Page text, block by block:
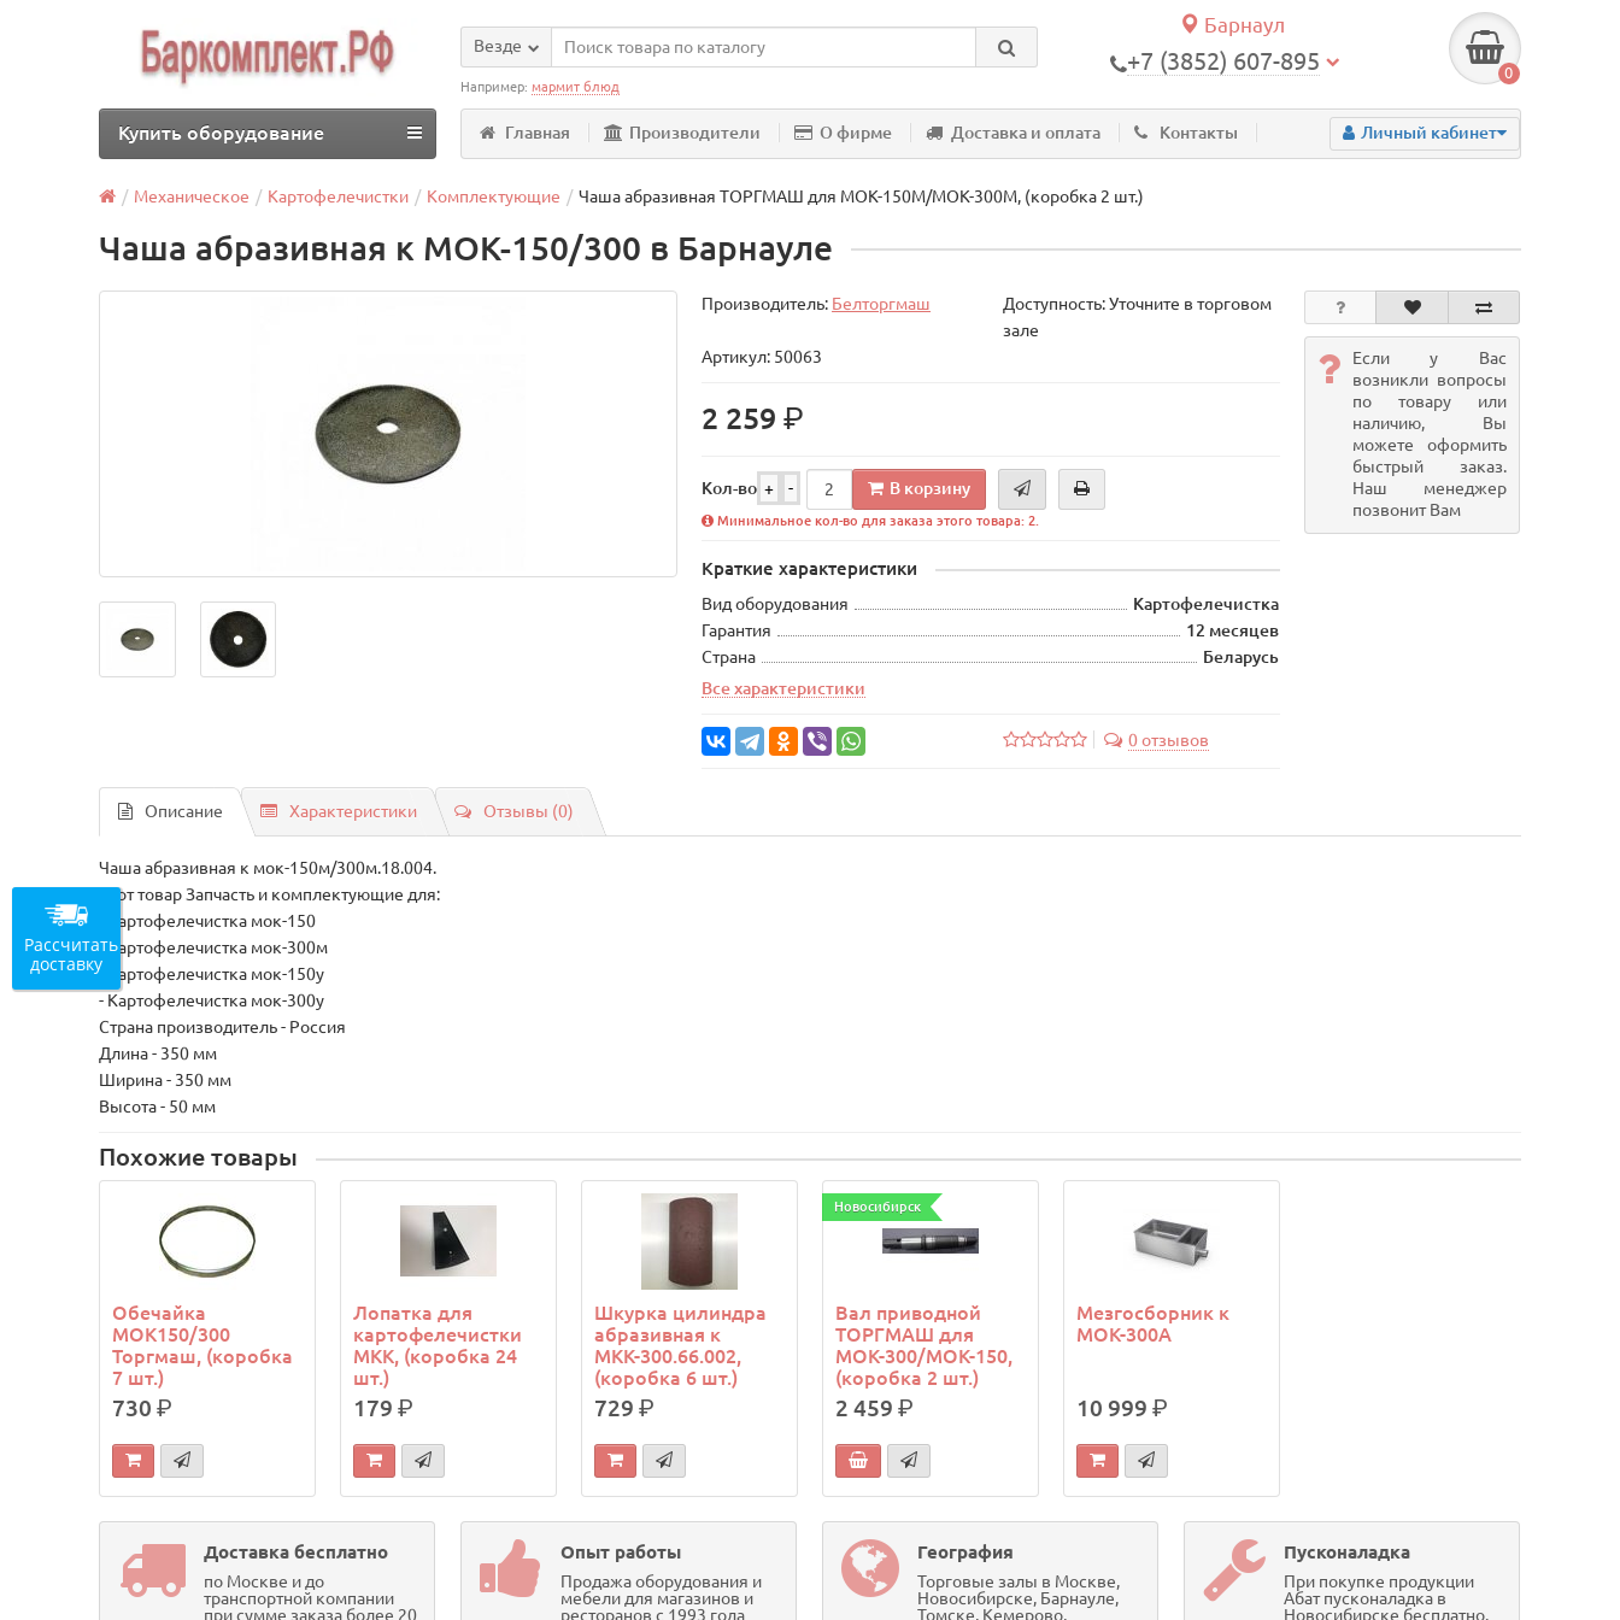
Барнаул
+7 (3852) 607-895 0
Везде
Например:мармит блюд
Главная Производители О фирме Доставка и оплата Контакты Личный кабинет
Купить оборудование
Механическое Картофелечистки Комплектующие Чаша абразивная ТОРГМАШ для МОК-150М/МОК-300М, (коробка 2 шт.)
Чаша абразивная к МОК-150/300 в Барнауле
Производитель: Белторгмаш
Доступность: Уточните в торговом
зале
Артикул: 50063
2 259р.
Кол-во + - В корзину
Минимальное кол-во для заказа этого товара: 2.
Краткие характеристики
Вид оборудования
Картофелечистка
Гарантия
12 месяцев
Страна
Беларусь
Все характеристики
0 отзывов
Если у Вас
возникли вопросы
по товару или
наличию, Вы
можете оформить
быстрый заказ.
Наш менеджер
позвонит Вам
Описание Характеристики Отзывы (0)
Чаша абразивная к мок-150м/300м.18.004.
Этот товар Запчасть и комплектующие для:
- Картофелечистка мок-150
- Картофелечистка мок-300м
- Картофелечистка мок-150у
- Картофелечистка мок-300у
Страна производитель - Россия
Длина - 350 мм
Ширина - 350 мм
Высота - 50 мм
Похожие товары
Обечайка
МОК150/300
Торгмаш, (коробка
7 шт.)
730р.
Лопатка для
картофелечистки
МКК, (коробка 24
шт.)
179р.
Шкурка цилиндра
абразивная к
МКК-300.66.002,
(коробка 6 шт.)
729р.
Новосибирск
Вал приводной
ТОРГМАШ для
МОК-300/МОК-150,
(коробка 2 шт.)
2 459р.
Мезгосборник к
МОК-300А
10 999р.
Доставка бесплатно
по Москве и до
транспортной компании
при сумме заказа более 20
Опыт работы
Продажа оборудования и
мебели для магазинов и
ресторанов с 1993 года
География
Торговые залы в Москве,
Новосибирске, Барнауле,
Томске, Кемерово,
Пусконаладка
При покупке продукции
Абат пусконаладка в
Новосибирске бесплатно.
Рассчитать
доставку